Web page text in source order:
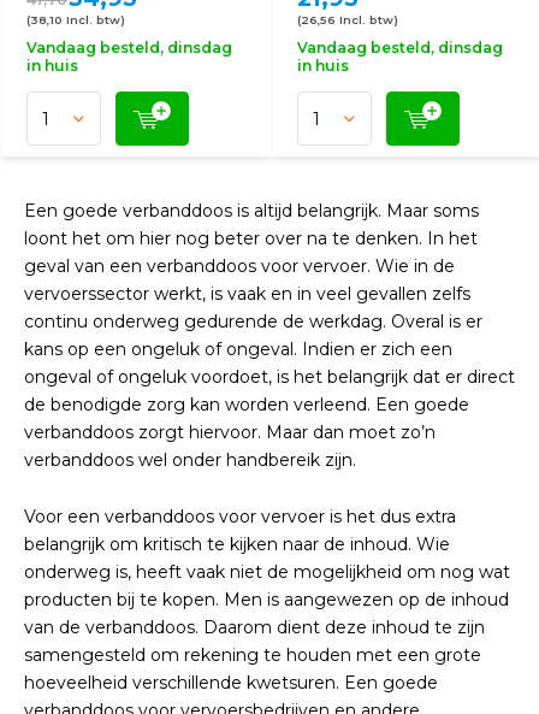
(38,10 Incl. btw)
Vandaag besteld, dinsdag
in huis
(26,56 Incl. btw)
Vandaag besteld, dinsdag
in huis
Een goede verbanddoos is altijd belangrijk. Maar soms
loont het om hier nog beter over na te denken. In het
geval van een verbanddoos voor vervoer. Wie in de
vervoerssector werkt, is vaak en in veel gevallen zelfs
continu onderweg gedurende de werkdag. Overal is er
kans op een ongeluk of ongeval. Indien er zich een
ongeval of ongeluk voordoet, is het belangrijk dat er direct
de benodigde zorg kan worden verleend. Een goede
verbanddoos zorgt hiervoor. Maar dan moet zo’n
verbanddoos wel onder handbereik zijn.
Voor een verbanddoos voor vervoer is het dus extra
belangrijk om kritisch te kijken naar de inhoud. Wie
onderweg is, heeft vaak niet de mogelijkheid om nog wat
producten bij te kopen. Men is aangewezen op de inhoud
van de verbanddoos. Daarom dient deze inhoud te zijn
samengesteld om rekening te houden met een grote
hoeveelheid verschillende kwetsuren. Een goede